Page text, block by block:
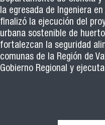
la egresada de Ingeniera
finalizó la ejecución del
urbana sostenible de
fortalezcan la seguridad
comunas de la Región de
Gobierno Regional y